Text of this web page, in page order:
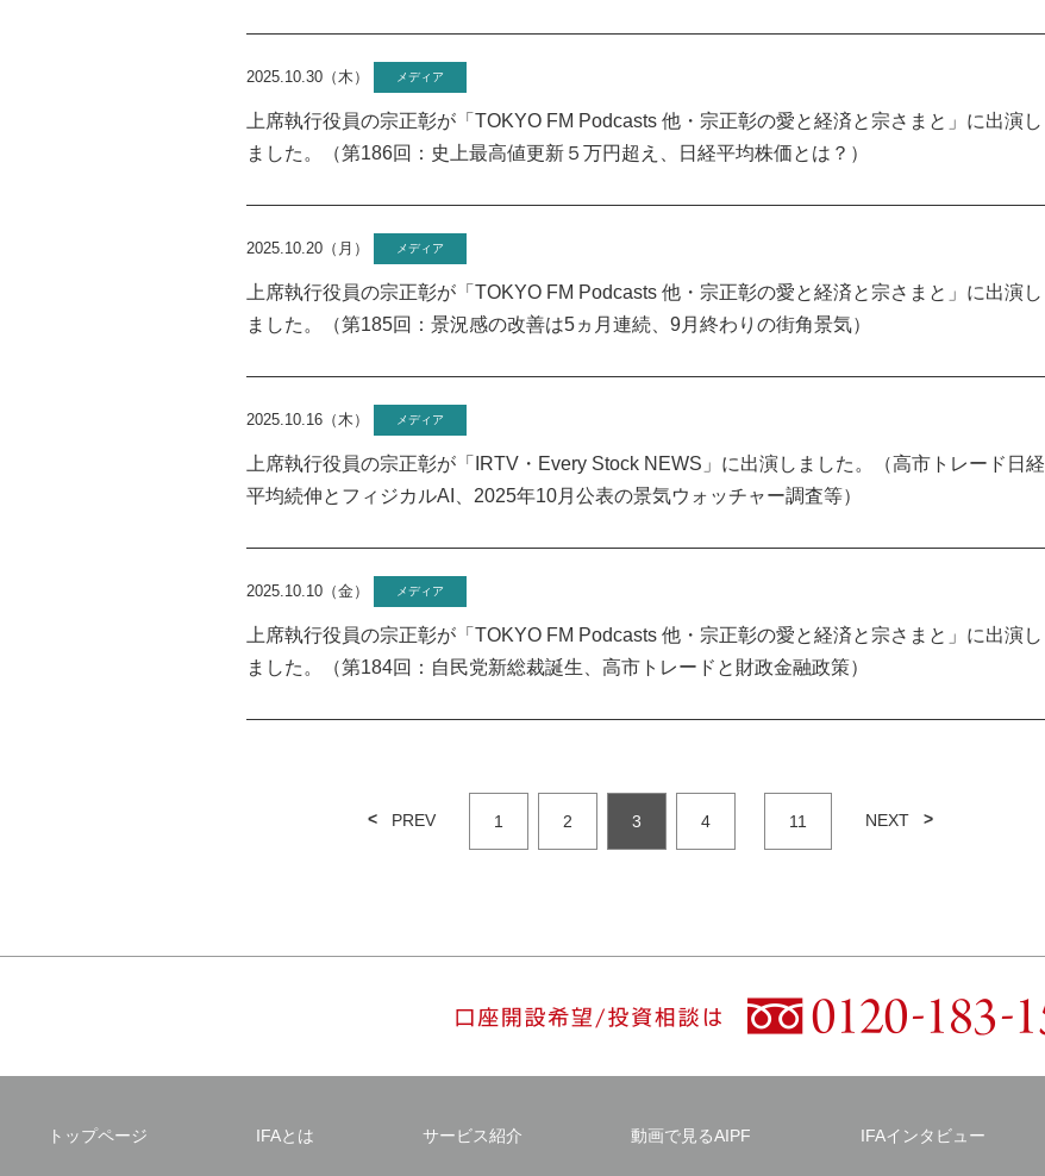
2025.10.30（木） メディア
上席執行役員の宗正彰が「TOKYO FM Podcasts 他・宗正彰の愛と経済と宗さまと」に出演し
ました。（第186回：史上最高値更新５万円超え、日経平均株価とは？）
2025.10.20（月） メディア
上席執行役員の宗正彰が「TOKYO FM Podcasts 他・宗正彰の愛と経済と宗さまと」に出演し
ました。（第185回：景況感の改善は5ヵ月連続、9月終わりの街角景気）
2025.10.16（木） メディア
上席執行役員の宗正彰が「IRTV・Every Stock NEWS」に出演しました。（高市トレード日経
平均続伸とフィジカルAI、2025年10月公表の景気ウォッチャー調査等）
2025.10.10（金） メディア
上席執行役員の宗正彰が「TOKYO FM Podcasts 他・宗正彰の愛と経済と宗さまと」に出演し
ました。（第184回：自民党新総裁誕生、高市トレードと財政金融政策）
PREV 1 2 3 4 11 NEXT
トップページ IFAとは サービス紹介 動画で見るAIPF IFAインタビュー